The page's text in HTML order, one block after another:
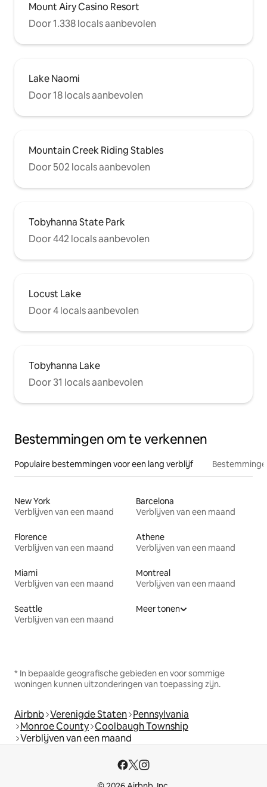
Mount Airy Casino Resort
Door 1.338 locals aanbevolen
Lake Naomi
Door 18 locals aanbevolen
Mountain Creek Riding Stables
Door 502 locals aanbevolen
Tobyhanna State Park
Door 442 locals aanbevolen
Locust Lake
Door 4 locals aanbevolen
Tobyhanna Lake
Door 31 locals aanbevolen
Bestemmingen om te verkennen
Populaire bestemmingen voor een lang verblijf
New York
Verblijven van een maand
Barcelona
Verblijven van een maand
Florence
Verblijven van een maand
Athene
Verblijven van een maand
Miami
Verblijven van een maand
Montreal
Verblijven van een maand
Seattle
Verblijven van een maand
Meer tonen
* In bepaalde geografische gebieden en voor sommige
woningen kunnen uitzonderingen van toepassing zijn.
Airbnb Verenigde Staten Pennsylvania
Monroe County Coolbaugh Township
Verblijven van een maand